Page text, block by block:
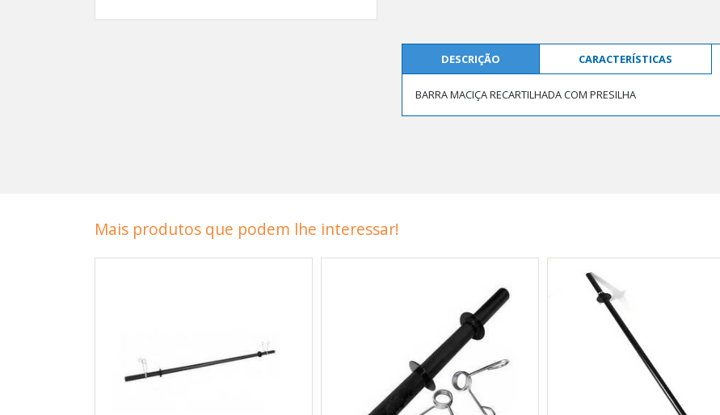
DESCRIÇÃO CARACTERÍSTICAS
BARRA MACIÇA RECARTILHADA COM PRESILHA
Mais produtos que podem lhe interessar!